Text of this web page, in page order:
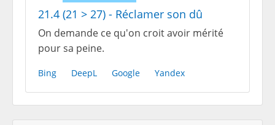
21.4 (21 > 27) - Réclamer son dû
On demande ce qu'on croit avoir mérité
pour sa peine.
Bing DeepL Google Yandex